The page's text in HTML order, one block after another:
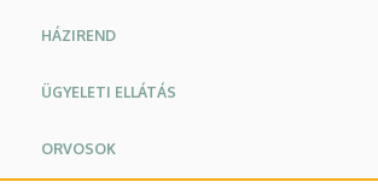
HÁZIREND
ÜGYELETI ELLÁTÁS
ORVOSOK